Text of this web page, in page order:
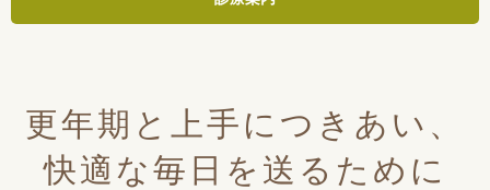
更年期と上手につきあい、
快適な毎日を送るために